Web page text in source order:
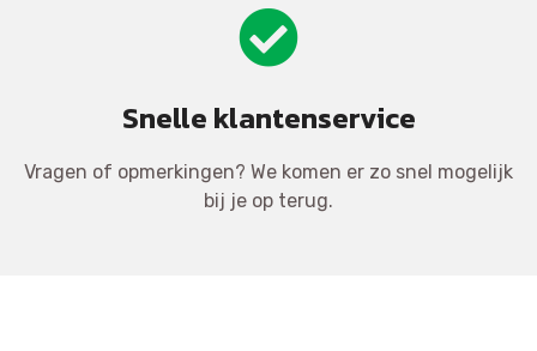
Snelle klantenservice
Vragen of opmerkingen? We komen er zo snel mogelijk
bij je op terug.